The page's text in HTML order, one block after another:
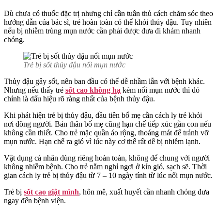
Dù chưa có thuốc đặc trị nhưng chỉ cần tuân thủ cách chăm sóc theo
hướng dẫn của bác sĩ, trẻ hoàn toàn có thể khỏi thủy đậu. Tuy nhiên
nếu bị nhiễm trùng mụn nước cần phải được đưa đi khám nhanh
chóng.
Trẻ bị sốt thủy đậu nổi mụn nước
Thủy đậu gây sốt, nên ban đầu có thể dễ nhầm lẫn với bệnh khác.
Nhưng nếu thấy trẻ sốt cao không hạ kèm nổi mụn nước thì đó
chính là dấu hiệu rõ ràng nhất của bệnh thủy đậu.
Khi phát hiện trẻ bị thủy đậu, đầu tiên bố mẹ cần cách ly trẻ khỏi
nơi đông người. Bản thân bố mẹ cũng hạn chế tiếp xúc gần con nếu
không cần thiết. Cho trẻ mặc quần áo rộng, thoáng mát để tránh vỡ
mụn nước. Hạn chế ra gió vì lúc này cơ thể rất dễ bị nhiễm lạnh.
Vật dụng cá nhân dùng riêng hoàn toàn, không để chung với người
không nhiễm bệnh. Cho trẻ nằm nghỉ ngơi ở kín gió, sạch sẽ. Thời
gian cách ly trẻ bị thủy đậu từ 7 – 10 ngày tính từ lúc nổi mụn nước.
Trẻ bị sốt cao giật mình, hôn mê, xuất huyết cần nhanh chóng đưa
ngay đến bệnh viện.